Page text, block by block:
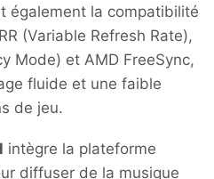
également la compatibilité
(Variable Refresh Rate),
Mode) et AMD FreeSync,
fluide et une faible
de jeu.
intègre la plateforme
diffuser de la musique